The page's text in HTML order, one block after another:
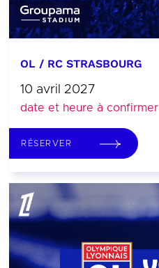
OL / RC STRASBOURG
10 avril 2027
date et heure à confirmer
RÉSERVER